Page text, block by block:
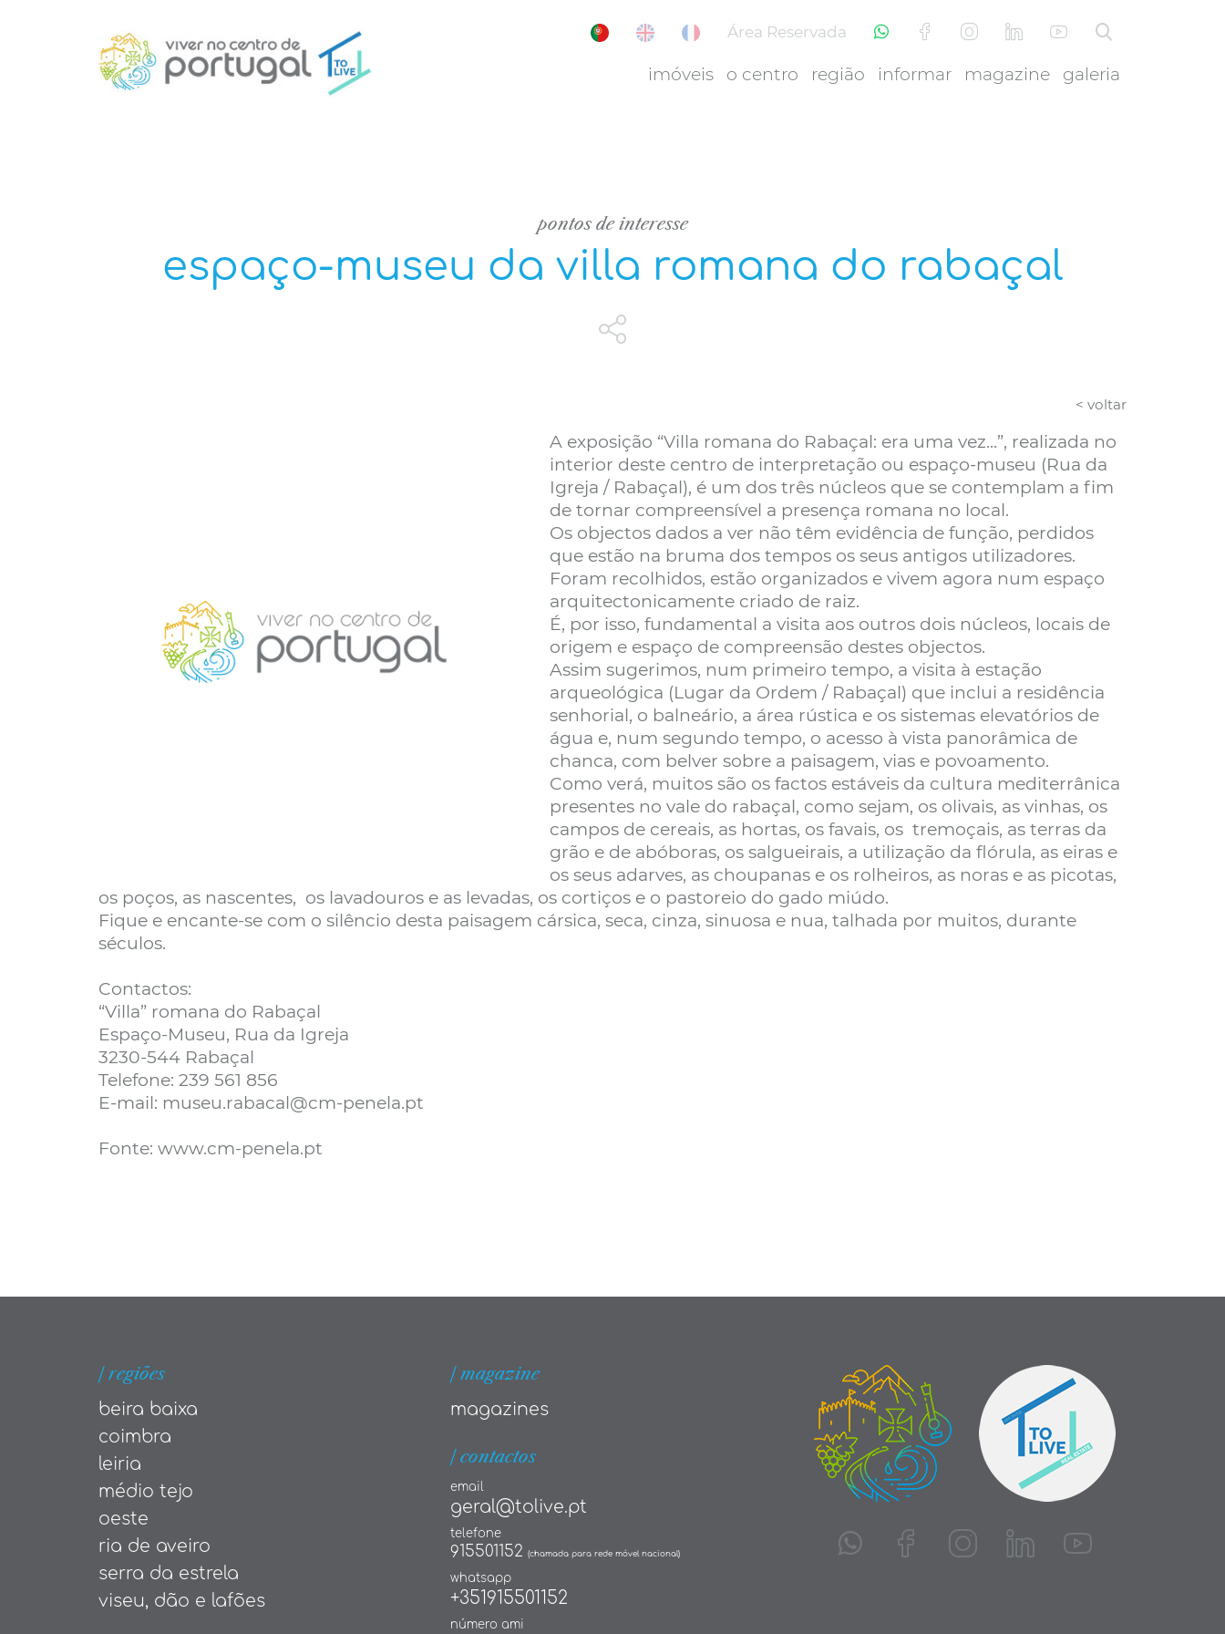
Área Reservada
imóveis o centro região informar magazine galeria
pontos de interesse
espaço-museu da villa romana do rabaçal
< voltar
A exposição “Villa romana do Rabaçal: era uma vez...”, realizada no
interior deste centro de interpretação ou espaço-museu (Rua da
Igreja / Rabaçal), é um dos três núcleos que se contemplam a fim
de tornar compreensível a presença romana no local.
Os objectos dados a ver não têm evidência de função, perdidos
que estão na bruma dos tempos os seus antigos utilizadores.
Foram recolhidos, estão organizados e vivem agora num espaço
arquitectonicamente criado de raiz.
É, por isso, fundamental a visita aos outros dois núcleos, locais de
origem e espaço de compreensão destes objectos.
Assim sugerimos, num primeiro tempo, a visita à estação
arqueológica (Lugar da Ordem / Rabaçal) que inclui a residência
senhorial, o balneário, a área rústica e os sistemas elevatórios de
água e, num segundo tempo, o acesso à vista panorâmica de
chanca, com belver sobre a paisagem, vias e povoamento.
Como verá, muitos são os factos estáveis da cultura mediterrânica
presentes no vale do rabaçal, como sejam, os olivais, as vinhas, os
campos de cereais, as hortas, os favais, os tremoçais, as terras da
grão e de abóboras, os salgueirais, a utilização da flórula, as eiras e
os seus adarves, as choupanas e os rolheiros, as noras e as picotas,
os poços, as nascentes, os lavadouros e as levadas, os cortiços e o pastoreio do gado miúdo.
Fique e encante-se com o silêncio desta paisagem cársica, seca, cinza, sinuosa e nua, talhada por muitos, durante
séculos.
Contactos:
“Villa” romana do Rabaçal
Espaço-Museu, Rua da Igreja
3230-544 Rabaçal
Telefone: 239 561 856
E-mail: museu.rabacal@cm-penela.pt
Fonte: www.cm-penela.pt
| regiões
beira baixa
coimbra
leiria
médio tejo
oeste
ria de aveiro
serra da estrela
viseu, dão e lafões
| magazine
magazines
| contactos
email
geral@tolive.pt
telefone
915501152 (chamada para rede móvel nacional)
whatsapp
+351915501152
número ami